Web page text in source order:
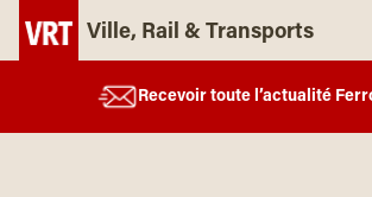
Ville, Rail & Transports
Recevoir toute l’actualité